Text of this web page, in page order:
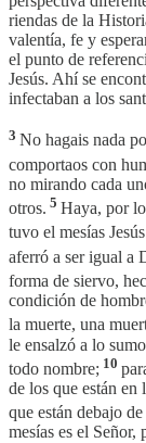
riendas de la
valentía, fe y
el punto de
Jesús. Ahí se
infectaban a los
3 No hagais nada
comportaos con
no mirando cada
otros. 5 Haya, por
tuvo el mesías
aferró a ser igual a
forma de siervo,
condición de
la muerte, una
le ensalzó a lo
todo nombre; 10
de los que están en
que están debajo
mesías es el Señor,